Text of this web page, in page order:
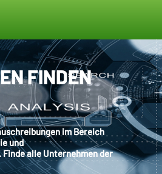
FINDEN
im Bereich
und
alle Unternehmen der